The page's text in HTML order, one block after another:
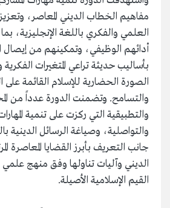
مفاهيم الخطاب الديني المعاصر،
العلمي والفكري باللغة الإنجليزية،
أدائهم الوظيفي، وتمكينهم من إيصال
بأساليب حديثة تراعي المتغيرات
الصورة الحضارية للإسلام القائمة على
والتسامح. وتضمنت الدورة عدداً من
والتطبيقية التي ركزت على تنمية
والتواصلية، وصياغة الرسائل الدينية
جانب التعريف بأبرز القضايا المعاصرة
الديني وآليات تناولها وفق منهج
القيم الإسلامية الأصيلة.